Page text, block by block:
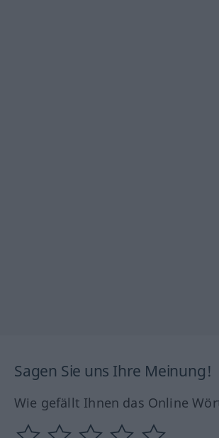
Sagen Sie uns Ihre Meinung!
Wie gefällt Ihnen das Online